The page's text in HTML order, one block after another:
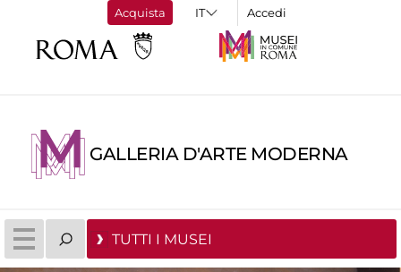
Acquista Accedi
GALLERIA D'ARTE MODERNA
TUTTI I MUSEI